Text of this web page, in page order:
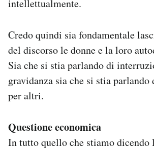
intellettualmente.
Credo quindi sia fondamentale
del discorso le donne e la loro
Sia che si stia parlando di
gravidanza sia che si stia parlando
per altri.
Questione economica
In tutto quello che stiamo dicendo